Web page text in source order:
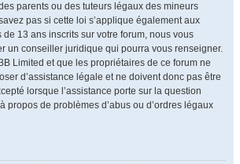
parents ou des tuteurs légaux des mineurs
pas si cette loi s’applique également aux
13 ans inscrits sur votre forum, nous vous
un conseiller juridique qui pourra vous renseigner.
Limited et que les propriétaires de ce forum ne
d’assistance légale et ne doivent donc pas être
lorsque l’assistance porte sur la question
propos de problèmes d’abus ou d’ordres légaux